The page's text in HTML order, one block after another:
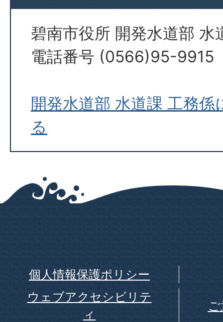
碧南市役所 開発水道部 水
電話番号 (0566)95-9915
開発水道部 水道課 工務係
る
個人情報保護ポリシー
ウェブアクセシビリテ
ィ